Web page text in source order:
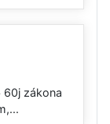
60j zákona